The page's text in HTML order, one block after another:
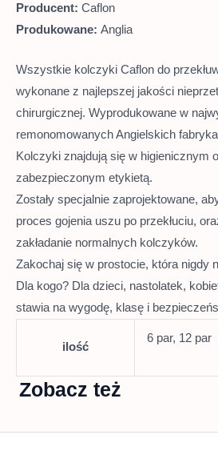
Producent: Caflon
Produkowane: Anglia
Wszystkie kolczyki Caflon do
wykonane z najlepszej jakości
chirurgicznej. Wyprodukowane w
remonomowanych Angielskich
Kolczyki znajdują się w higienicznym
zabezpieczonym etykietą.
Zostały specjalnie zaprojektowane,
proces gojenia uszu po przekłuciu,
zakładanie normalnych kolczyków.
Zakochaj się w prostocie, która nigdy
Dla kogo? Dla dzieci, nastolatek,
stawia na wygodę, klasę i
ilość
6 par, 12 par
Zobacz też